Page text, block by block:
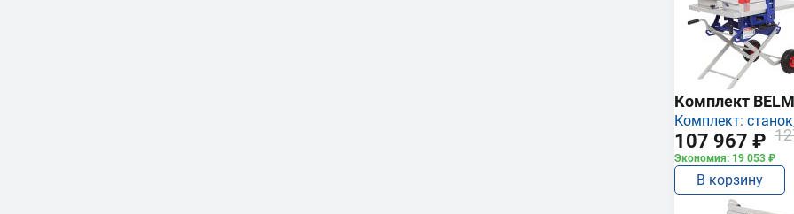
Комплект
Комплект:
107 967 ₽
Экономия: 19 053 ₽
В корзину